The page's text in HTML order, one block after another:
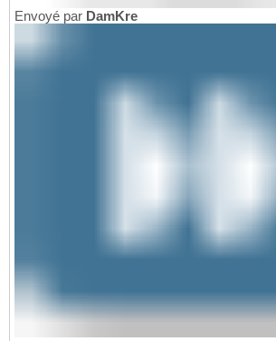
Envoyé par DamKre